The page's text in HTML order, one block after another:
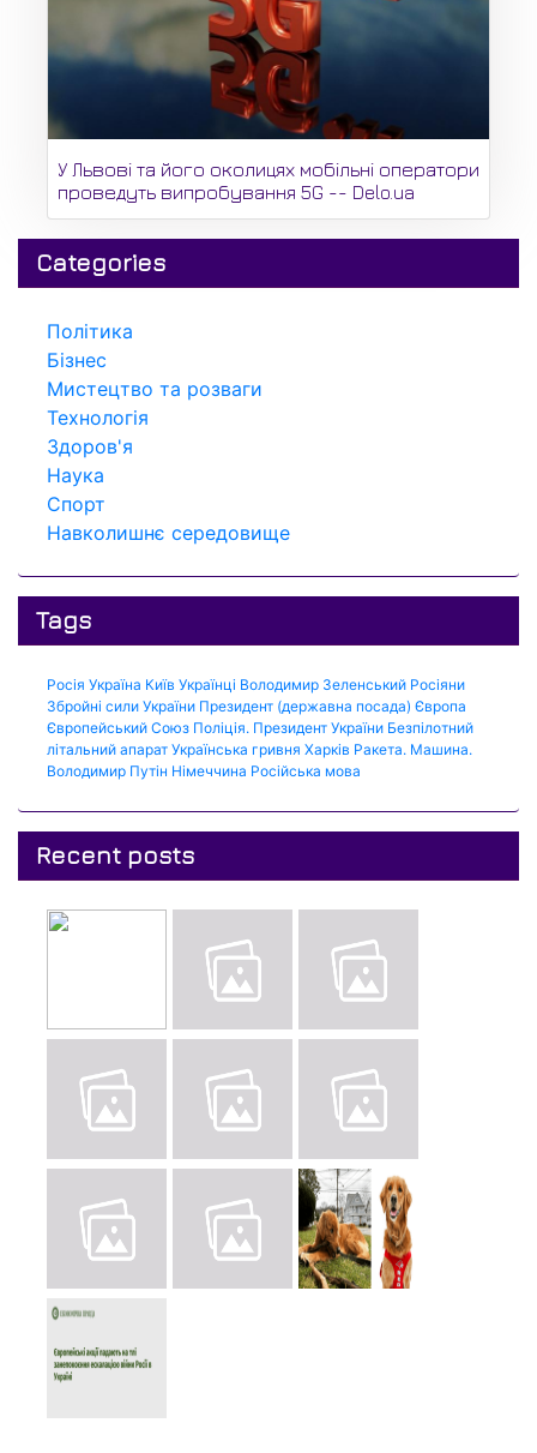
У Львові та його околицях мобільні оператори
проведуть випробування 5G -- Delo.ua
Categories
Політика
Бізнес
Мистецтво та розваги
Технологія
Здоров'я
Наука
Спорт
Навколишнє середовище
Tags
Росія Україна Київ Українці Володимир Зеленський Росіяни
Збройні сили України Президент (державна посада) Європа
Європейський Союз Поліція. Президент України Безпілотний
літальний апарат Українська гривня Харків Ракета. Машина.
Володимир Путін Німеччина Російська мова
Recent posts